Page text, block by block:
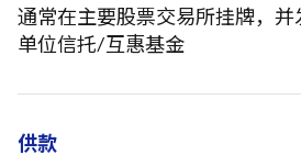
通常在主要股票交易所挂牌，
单位信托/互惠基金
供款